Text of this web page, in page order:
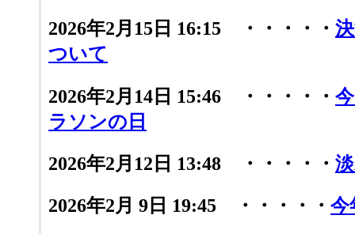
2026年2月15日 16:15 ・・・・・
ついて
2026年2月14日 15:46 ・・・・・
ラソンの日
2026年2月12日 13:48 ・・・・・
2026年2月 9日 19:45 ・・・・・ 今